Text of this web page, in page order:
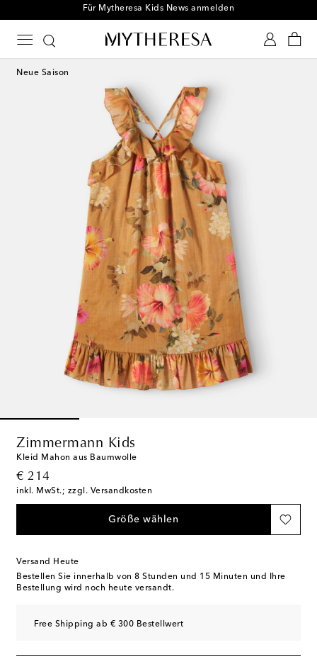
Für Mytheresa Kids News anmelden
Neue Saison
Zimmermann Kids
Kleid Mahon aus Baumwolle
€ 214
original price
inkl. MwSt.; zzgl. Versandkosten
Größe wählen
Versand Heute
Bestellen Sie innerhalb von 8 Stunden und 15 Minuten und Ihre
Bestellung wird noch heute versandt.
Free Shipping ab € 300 Bestellwert